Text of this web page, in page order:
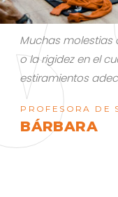
Muchas
o la rigidez en el
estiramientos
PROFESORA DE
BÁRBARA